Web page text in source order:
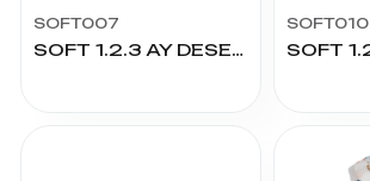
SOFT007
SOFT 1.2.3 AY DESENLİ ÇITÇITLI
SOFT010